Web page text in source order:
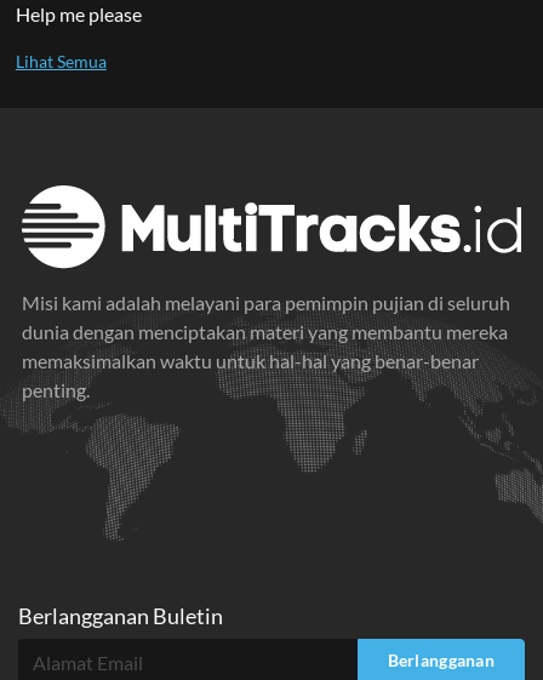
Help me please
Misi kami adalah melayani para pemimpin pujian di seluruh
dunia dengan menciptakan materi yang membantu mereka
memaksimalkan waktu untuk hal-hal yang benar-benar
penting.
Berlangganan Buletin
Berlangganan